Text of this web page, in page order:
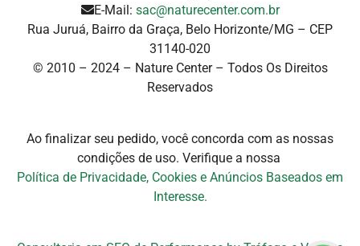
E-Mail: sac@naturecenter.com.br
Rua Juruá, Bairro da Graça, Belo Horizonte/MG – CEP
31140-020
© 2010 – 2024 – Nature Center – Todos Os Direitos
Reservados
Ao finalizar seu pedido, você concorda com as nossas
condições de uso. Verifique a nossa
Política de Privacidade, Cookies e Anúncios Baseados em
Interesse.